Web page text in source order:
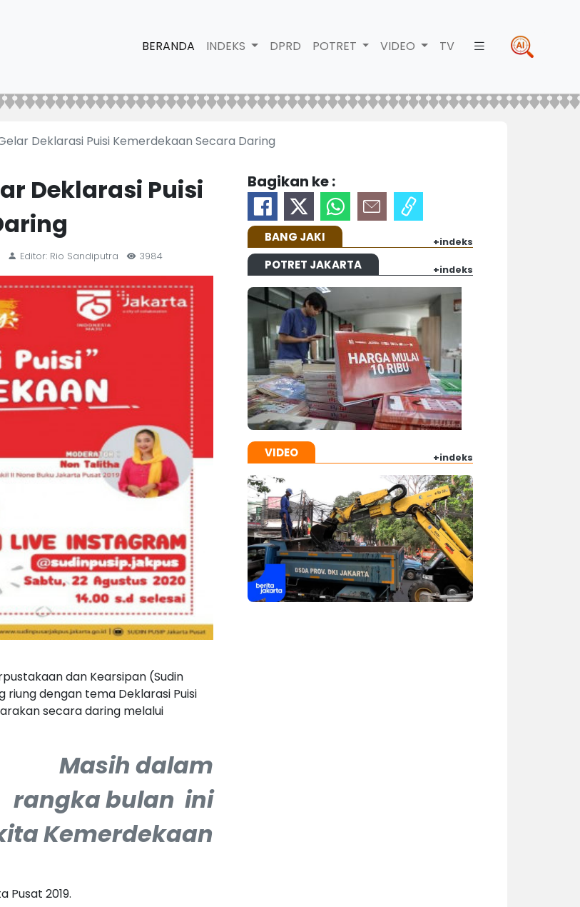
BERANDA INDEKS DPRD POTRET VIDEO TV
Deklarasi Puisi Kemerdekaan Secara Daring
Deklarasi Puisi
Editor: Rio Sandiputra 3984
dan Kearsipan (Sudin
dengan tema Deklarasi Puisi
secara daring melalui
Masih dalam
rangka bulan ini
Kemerdekaan
Pusat 2019.
Bagikan ke :
BANG JAKI +indeks
POTRET JAKARTA +indeks
VIDEO +indeks